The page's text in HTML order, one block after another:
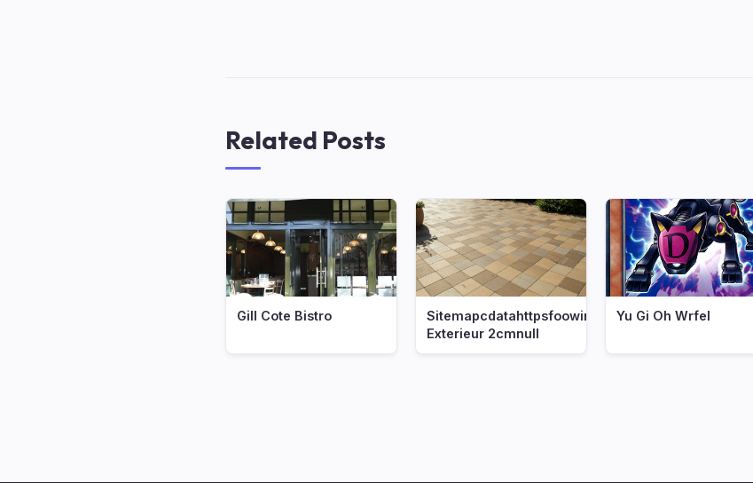
Related Posts
Gill Cote Bistro
Sitemapcdatahttpsfoowindecoocomcarrelage
Exterieur 2cmnull
Yu Gi Oh Wrfel